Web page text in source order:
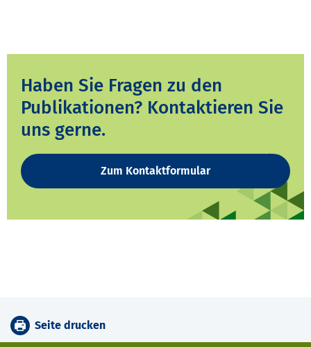
Haben Sie Fragen zu den
Publikationen? Kontaktieren Sie
uns gerne.
Zum Kontaktformular
Seite drucken